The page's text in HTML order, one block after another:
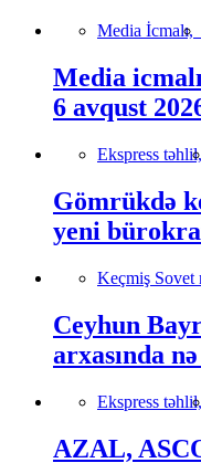
Media İcmalı,
Media
6 avqust
Ekspress təhlil,
Gömrükdə
yeni
Keçmiş Sovet
Ceyhun
arxasında
Ekspress təhlil,
AZAL,